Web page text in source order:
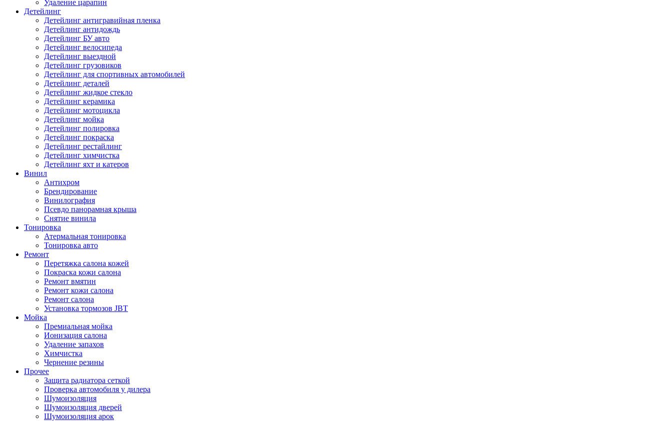
Удаление царапин
Детейлинг
Детейлинг антигравийная пленка
Детейлинг антидождь
Детейлинг БУ авто
Детейлинг велосипеда
Детейлинг выездной
Детейлинг грузовиков
Детейлинг для спортивных автомобилей
Детейлинг деталей
Детейлинг жидкое стекло
Детейлинг керамика
Детейлинг мотоцикла
Детейлинг мойка
Детейлинг полировка
Детейлинг покраска
Детейлинг рестайлинг
Детейлинг химчистка
Детейлинг яхт и катеров
Винил
Антихром
Брендирование
Винилография
Псевдо панорамная крыша
Снятие винила
Тонировка
Атермальная тонировка
Тонировка авто
Ремонт
Перетяжка салона кожей
Покраска кожи салона
Ремонт вмятин
Ремонт кожи салона
Ремонт салона
Установка тормозов JBT
Мойка
Премиальная мойка
Ионизация салона
Удаление запахов
Химчистка
Чернение резины
Прочее
Защита радиатора сеткой
Проверка автомобиля у дилера
Шумоизоляция
Шумоизоляция дверей
Шумоизоляция арок